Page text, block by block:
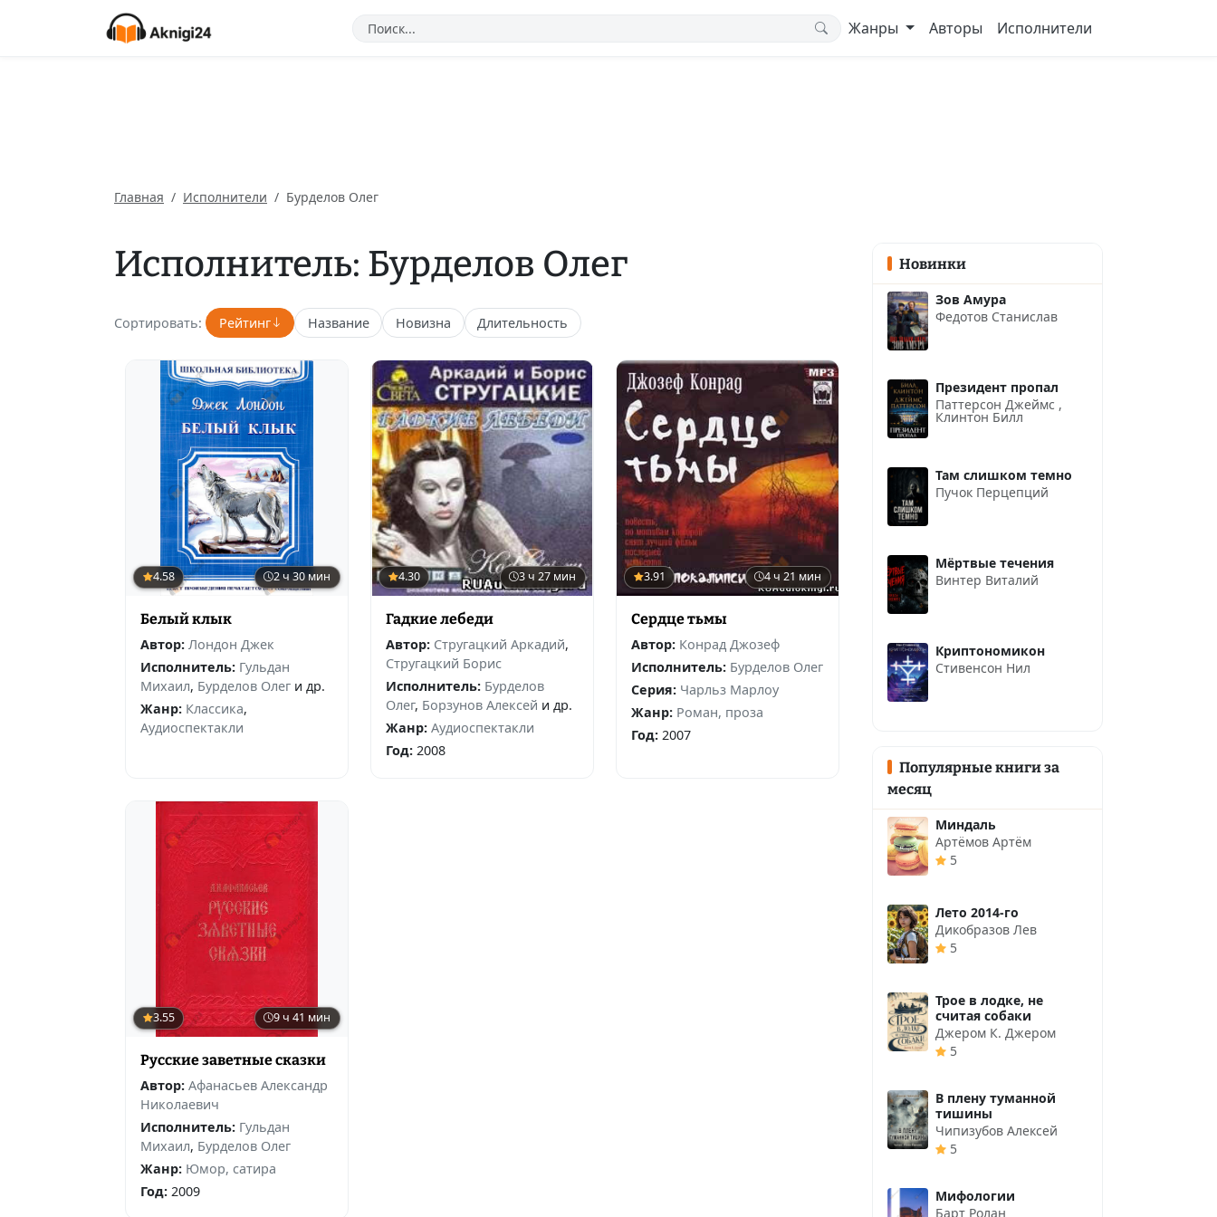
Жанры Авторы Исполнители
Главная Исполнители Бурделов Олег
Исполнитель: Бурделов Олег
Сортировать: Рейтинг Название Новизна Длительность
4.58 2 ч 30 мин
Белый клык
Автор: Лондон Джек
Исполнитель: Гульдан
Михаил, Бурделов Олег и др.
Жанр: Классика,
Аудиоспектакли
4.30 3 ч 27 мин
Гадкие лебеди
Автор: Стругацкий Аркадий,
Стругацкий Борис
Исполнитель: Бурделов
Олег, Борзунов Алексей и др.
Жанр: Аудиоспектакли
Год:2008
3.91 4 ч 21 мин
Сердце тьмы
Автор: Конрад Джозеф
Исполнитель: Бурделов Олег
Серия: Чарльз Марлоу
Жанр: Роман, проза
Год:2007
3.55 9 ч 41 мин
Русские заветные сказки
Автор: Афанасьев Александр
Николаевич
Исполнитель: Гульдан
Михаил, Бурделов Олег
Жанр: Юмор, сатира
Год: 2009
Новинки
Зов Амура
Федотов Станислав
Президент пропал
Паттерсон Джеймс ,
Клинтон Билл
Там слишком темно
Пучок Перцепций
Мёртвые течения
Винтер Виталий
Криптономикон
Стивенсон Нил
Популярные книги за
месяц
Миндаль
Артёмов Артём
5
Лето 2014-го
Дикобразов Лев
5
Трое в лодке, не
считая собаки
Джером К. Джером
5
В плену туманной
тишины
Чипизубов Алексей
5
Мифологии
Барт Ролан